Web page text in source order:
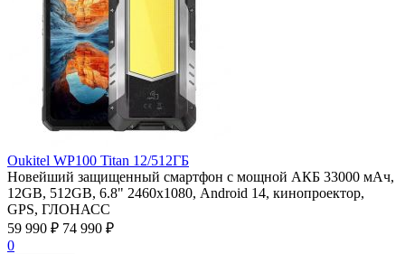
Oukitel WP100 Titan 12/512ГБ
Новейший защищенный смартфон с мощной АКБ 33000 мАч,
12GB, 512GB, 6.8" 2460х1080, Android 14, кинопроектор,
GPS, ГЛОНАСС
59 990 ₽ 74 990 ₽
0